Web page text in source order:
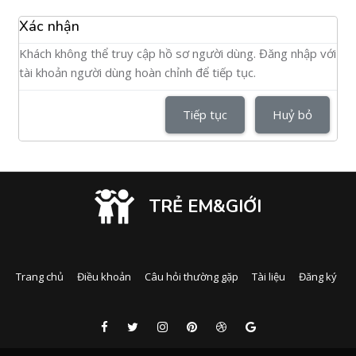
Xác nhận
Khách không thể truy cập hồ sơ người dùng. Đăng nhập với
tài khoản người dùng hoàn chỉnh để tiếp tục.
Tiếp tục Huỷ bỏ
TRẺ EM&GIỚI
Trang chủ Điều khoản Câu hỏi thường gặp Tài liệu Đăng ký